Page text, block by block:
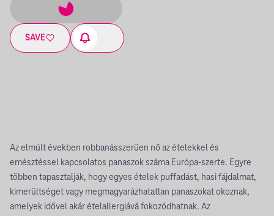
SAVE
Az elmúlt években robbanásszerűen nő az ételekkel és
emésztéssel kapcsolatos panaszok száma Európa-szerte. Egyre
többen tapasztalják, hogy egyes ételek puffadást, hasi fájdalmat,
kimerültséget vagy megmagyarázhatatlan panaszokat okoznak,
amelyek idővel akár ételallergiává fokozódhatnak. Az